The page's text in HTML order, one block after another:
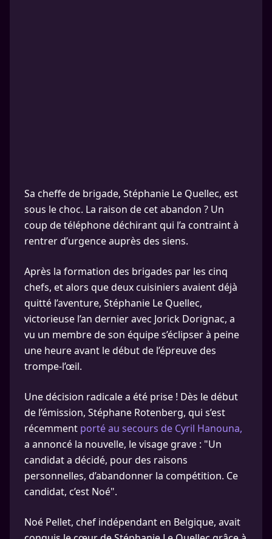
Sa cheffe de brigade, Stéphanie Le Quellec, est
sous le choc. La raison de cet abandon ? Un
coup de téléphone déchirant qui l’a contraint à
rentrer d’urgence auprès des siens.
Après la formation des brigades par les cinq
chefs, et alors que deux cuisiniers avaient déjà
quitté l’aventure, Stéphanie Le Quellec,
victorieuse l’an dernier avec Jorick Dorignac, a
vu un membre de son équipe s’éclipser à peine
une heure avant le début de l’épreuve des
trompe-l’œil.
Une décision radicale a été prise ! Dès le début
de l’émission, Stéphane Rotenberg, qui s’est
récemment porté au secours de Cyril Hanouna,
a annoncé la nouvelle, le visage grave : "Un
candidat a décidé, pour des raisons
personnelles, d’abandonner la compétition. Ce
candidat, c’est Noé".
Noé Pellet, chef indépendant en Belgique, avait